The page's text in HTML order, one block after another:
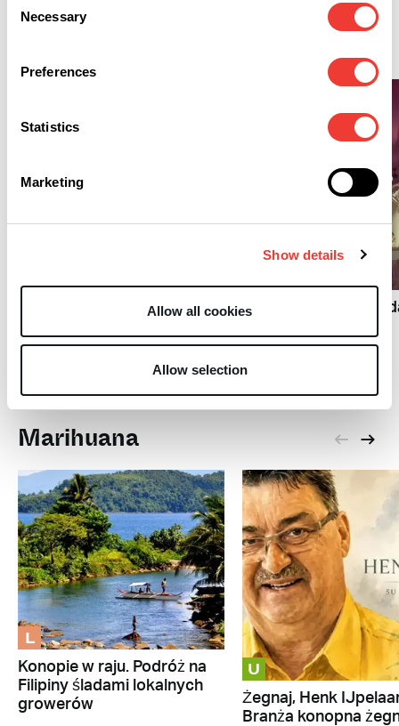
Selection
Necessary
Preferences
Statistics
Marketing
Show details
Allow all cookies
Allow selection
FIFA zakazuje
inspirowanych
mundialem
Marihuana
L
Konopie w raju. Podróż na
Filipiny śladami lokalnych
growerów
U
Żegnaj, Henk
Branża konopna